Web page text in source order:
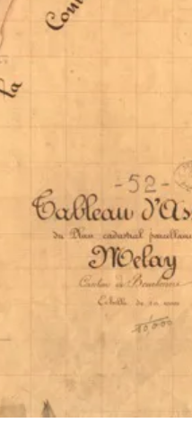
musée d'Art et d'Histoire sont
au musée d'Art et d'Histoire
Jean-Marc & Clément au 1 rue
vos déplacements à tarifs réduits nº
d’identité ou un passeport) et